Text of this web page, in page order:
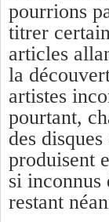
pourrions
titrer
articles
la
artistes
pourtant,
des disques
produisent
si inconnus
restant